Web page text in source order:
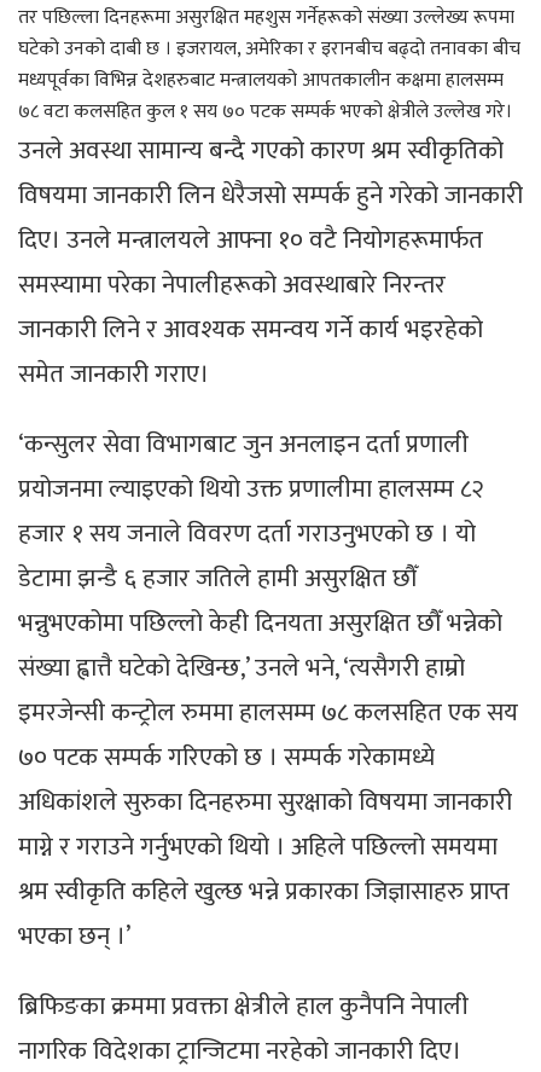
तर पछिल्ला दिनहरूमा असुरक्षित महशुस गर्नेहरूको संख्या उल्लेख्य रूपमा
घटेको उनको दाबी छ । इजरायल, अमेरिका र इरानबीच बढ्दो तनावका बीच
मध्यपूर्वका विभिन्न देशहरुबाट मन्त्रालयको आपतकालीन कक्षमा हालसम्म
७८ वटा कलसहित कुल १ सय ७० पटक सम्पर्क भएको क्षेत्रीले उल्लेख गरे।
उनले अवस्था सामान्य बन्दै गएको कारण श्रम स्वीकृतिको
विषयमा जानकारी लिन धेरैजसो सम्पर्क हुने गरेको जानकारी
दिए। उनले मन्त्रालयले आफ्ना १० वटै नियोगहरूमार्फत
समस्यामा परेका नेपालीहरूको अवस्थाबारे निरन्तर
जानकारी लिने र आवश्यक समन्वय गर्ने कार्य भइरहेको
समेत जानकारी गराए।
‘कन्सुलर सेवा विभागबाट जुन अनलाइन दर्ता प्रणाली
प्रयोजनमा ल्याइएको थियो उक्त प्रणालीमा हालसम्म ८२
हजार १ सय जनाले विवरण दर्ता गराउनुभएको छ । यो
डेटामा झन्डै ६ हजार जतिले हामी असुरक्षित छौँ
भन्नुभएकोमा पछिल्लो केही दिनयता असुरक्षित छौँ भन्नेको
संख्या ह्वात्तै घटेको देखिन्छ,’ उनले भने, ‘त्यसैगरी हाम्रो
इमरजेन्सी कन्ट्रोल रुममा हालसम्म ७८ कलसहित एक सय
७० पटक सम्पर्क गरिएको छ । सम्पर्क गरेकामध्ये
अधिकांशले सुरुका दिनहरुमा सुरक्षाको विषयमा जानकारी
माग्ने र गराउने गर्नुभएको थियो । अहिले पछिल्लो समयमा
श्रम स्वीकृति कहिले खुल्छ भन्ने प्रकारका जिज्ञासाहरु प्राप्त
भएका छन् ।’
ब्रिफिङका क्रममा प्रवक्ता क्षेत्रीले हाल कुनैपनि नेपाली
नागरिक विदेशका ट्रान्जिटमा नरहेको जानकारी दिए।